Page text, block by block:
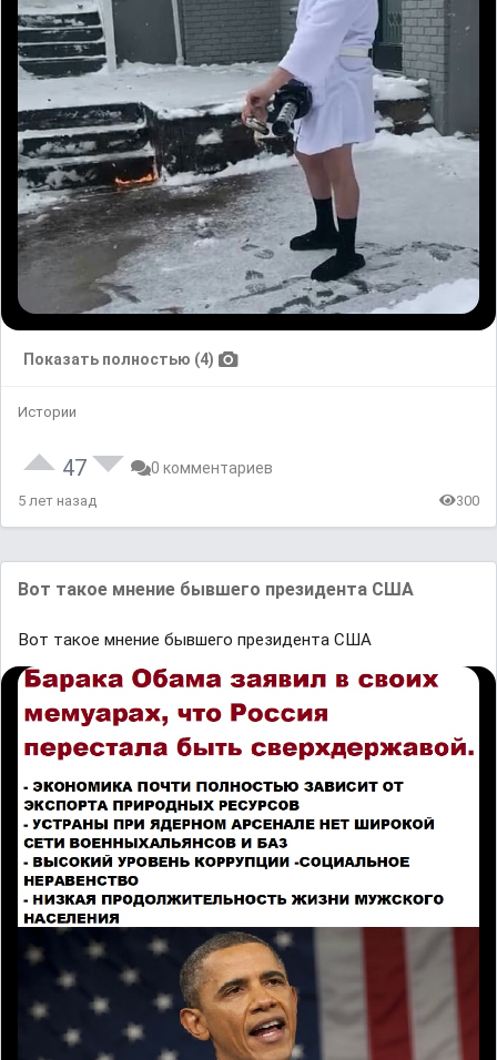
Показать полностью (4)
Истории
47 0 комментариев
5 лет назад 300
Вот такое мнение бывшего президента США
Вот такое мнение бывшего президента США